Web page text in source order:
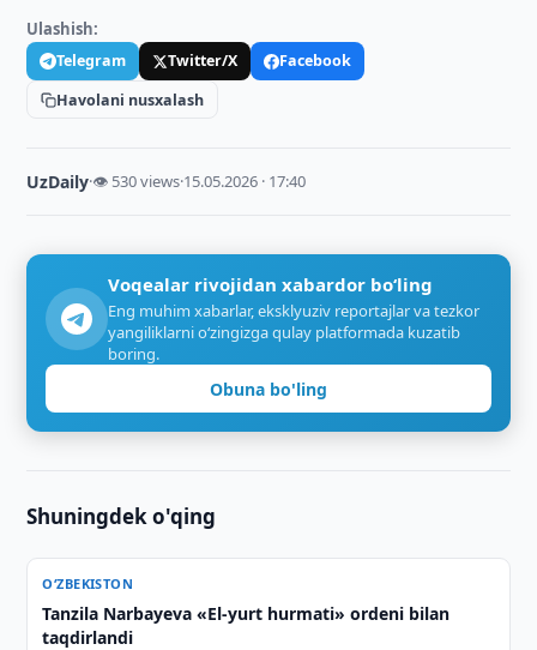
Ulashish:
Telegram Twitter/X
Facebook
Havolani nusxalash
UzDaily·👁 530 views·15.05.2026 · 17:40
Voqealar rivojidan xabardor bo‘ling
Eng muhim xabarlar, eksklyuziv reportajlar va tezkor
yangiliklarni o‘zingizga qulay platformada kuzatib
boring.
Obuna bo'ling
Shuningdek o'qing
O‘ZBEKISTON
Tanzila Narbayeva «El-yurt hurmati» ordeni bilan
taqdirlandi